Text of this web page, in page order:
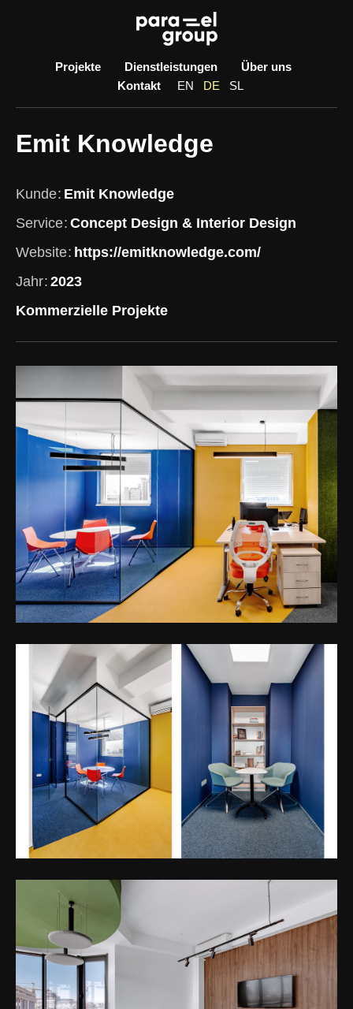
Projekte
Dienstleistungen
Über uns
Kontakt
EN DE SL
Emit Knowledge
Kunde Emit Knowledge
Service Concept Design & Interior Design
Website https://emitknowledge.com/
Jahr 2023
Kommerzielle Projekte